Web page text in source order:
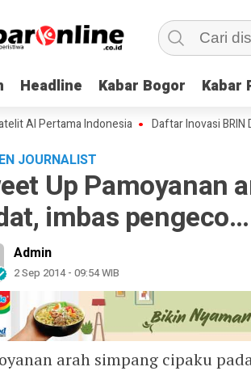
Headline Kabar Bogor Kabar
Headline Kabar Bogor Kabar
Indonesia Daftar Inovasi BRIN
JOURNALIST
Up Pamoyanan
imbas pengeco…
Admin
2 Sep 2014 - 09:54 WIB
arah simpang cipaku